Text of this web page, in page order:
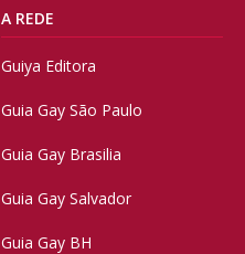
A REDE
Guiya Editora
Guia Gay São Paulo
Guia Gay Brasilia
Guia Gay Salvador
Guia Gay BH